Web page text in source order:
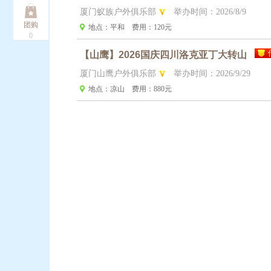
团购
0
厦门蚁族户外俱乐部 举办时间：2026/8/9
地点：平和 费用：120元
【山鹰】2026国庆四川洛克亚丁大转山
厦门山鹰户外俱乐部 举办时间：2026/9/29
地点：凉山 费用：880元